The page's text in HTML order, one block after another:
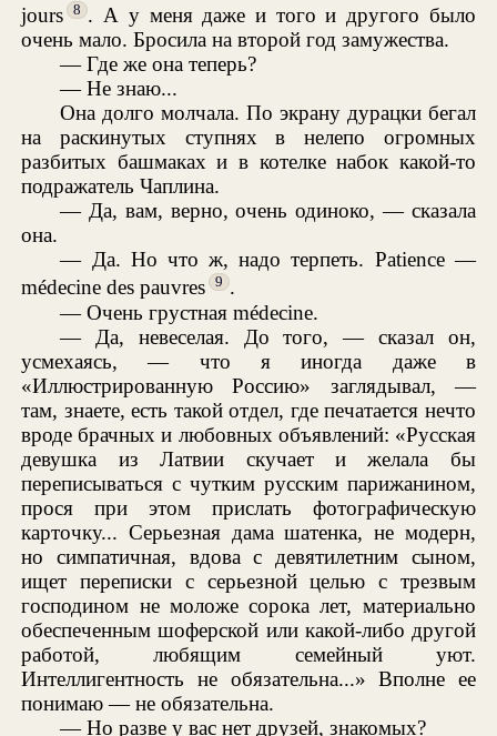
jours
8 . А у меня даже и того и другого было
очень мало. Бросила на второй год замужества.
— Где же она теперь?
— Не знаю...
Она долго молчала. По экрану дурацки бегал
на раскинутых ступнях в нелепо огромных
разбитых башмаках и в котелке набок какой-то
подражатель Чаплина.
— Да, вам, верно, очень одиноко, — сказала
она.
— Да. Но что ж, надо терпеть. Patience —
médecine des pauvres
9 .
— Очень грустная médecine.
— Да, невеселая. До того, — сказал он,
усмехаясь, — что я иногда даже в
«Иллюстрированную Россию» заглядывал, —
там, знаете, есть такой отдел, где печатается нечто
вроде брачных и любовных объявлений: «Русская
девушка из Латвии скучает и желала бы
переписываться с чутким русским парижанином,
прося при этом прислать фотографическую
карточку... Серьезная дама шатенка, не модерн,
но симпатичная, вдова с девятилетним сыном,
ищет переписки с серьезной целью с трезвым
господином не моложе сорока лет, материально
обеспеченным шоферской или какой-либо другой
работой, любящим семейный уют.
Интеллигентность не обязательна...» Вполне ее
понимаю — не обязательна.
— Но разве у вас нет друзей, знакомых?